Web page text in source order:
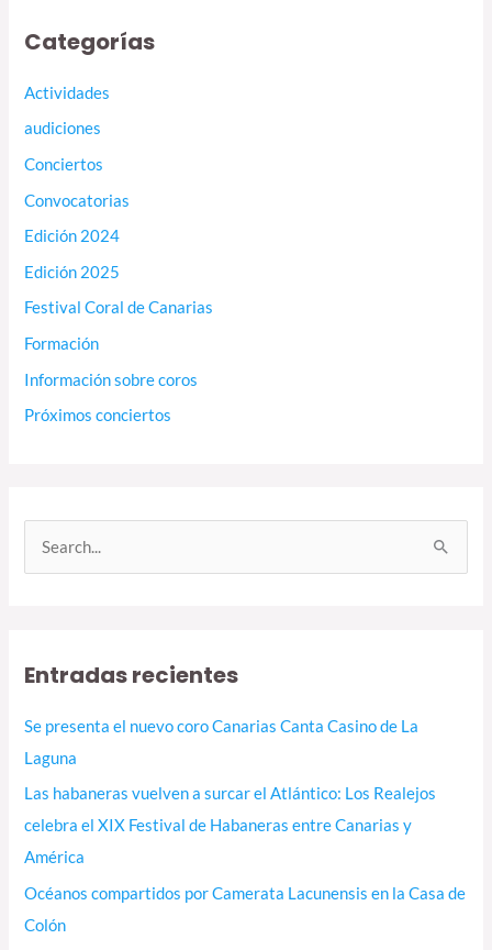
Categorías
Actividades
audiciones
Conciertos
Convocatorias
Edición 2024
Edición 2025
Festival Coral de Canarias
Formación
Información sobre coros
Próximos conciertos
a
Entradas recientes
Se presenta el nuevo coro Canarias Canta Casino de La
Laguna
Las habaneras vuelven a surcar el Atlántico: Los Realejos
celebra el XIX Festival de Habaneras entre Canarias y
América
Océanos compartidos por Camerata Lacunensis en la Casa de
Colón